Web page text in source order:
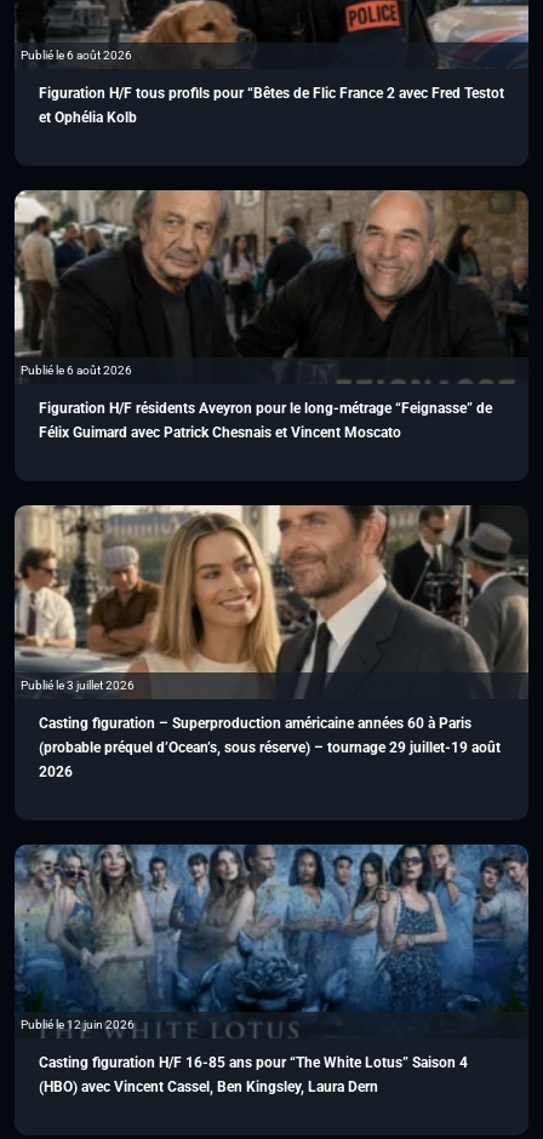
Publié le 6 août 2026
Figuration H/F tous profils pour “Bêtes de Flic France 2 avec Fred Testot
et Ophélia Kolb
Publié le 6 août 2026
Figuration H/F résidents Aveyron pour le long-métrage “Feignasse” de
Félix Guimard avec Patrick Chesnais et Vincent Moscato
Publié le 3 juillet 2026
Casting figuration – Superproduction américaine années 60 à Paris
(probable préquel d’Ocean’s, sous réserve) – tournage 29 juillet-19 août
2026
Publié le 12 juin 2026
Casting figuration H/F 16-85 ans pour “The White Lotus” Saison 4
(HBO) avec Vincent Cassel, Ben Kingsley, Laura Dern